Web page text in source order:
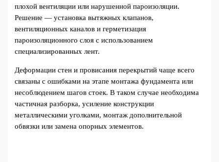
плохой вентиляции или нарушенной пароизоляции.
Решение — установка вытяжных клапанов,
вентиляционных каналов и герметизация
пароизоляционного слоя с использованием
специализированных лент.
Деформации стен и провисания перекрытий чаще всего
связаны с ошибками на этапе монтажа фундамента или
несоблюдением шагов стоек. В таком случае необходима
частичная разборка, усиление конструкции
металлическими уголками, монтаж дополнительной
обвязки или замена опорных элементов.